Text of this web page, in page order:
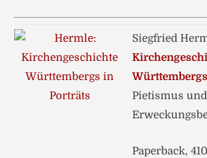
Siegfried
Pietismus und
Paperback,